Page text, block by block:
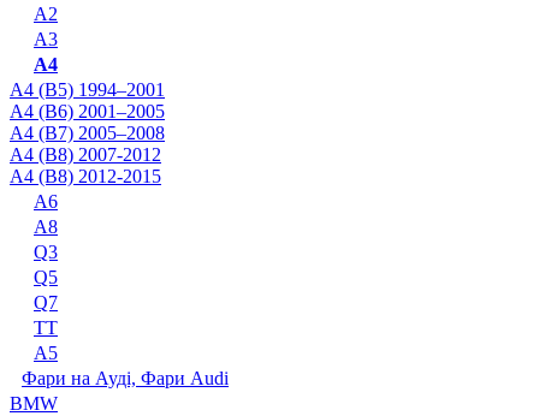
A2
A3
A4
A4 (B5) 1994–2001
A4 (B6) 2001–2005
A4 (B7) 2005–2008
A4 (B8) 2007-2012
A4 (B8) 2012-2015
A6
A8
Q3
Q5
Q7
TT
А5
Фари на Ауді, Фари Audi
BMW